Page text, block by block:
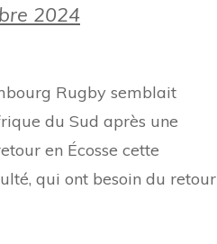
2024
Rugby semblait
du Sud après une
en Écosse cette
qui ont besoin du retour